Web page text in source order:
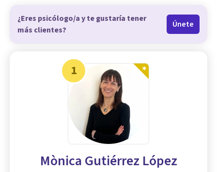
¿Eres psicólogo/a y te gustaría tener
más clientes?
Únete
1
Mònica Gutiérrez López